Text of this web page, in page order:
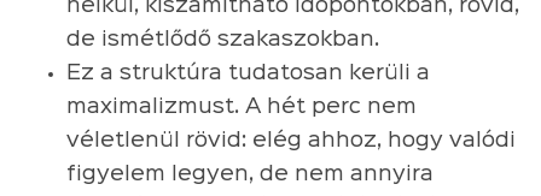
nélkül, kiszámítható időpontokban, rövid,
de ismétlődő szakaszokban.
Ez a struktúra tudatosan kerüli a
maximalizmust. A hét perc nem
véletlenül rövid: elég ahhoz, hogy valódi
figyelem legyen, de nem annyira